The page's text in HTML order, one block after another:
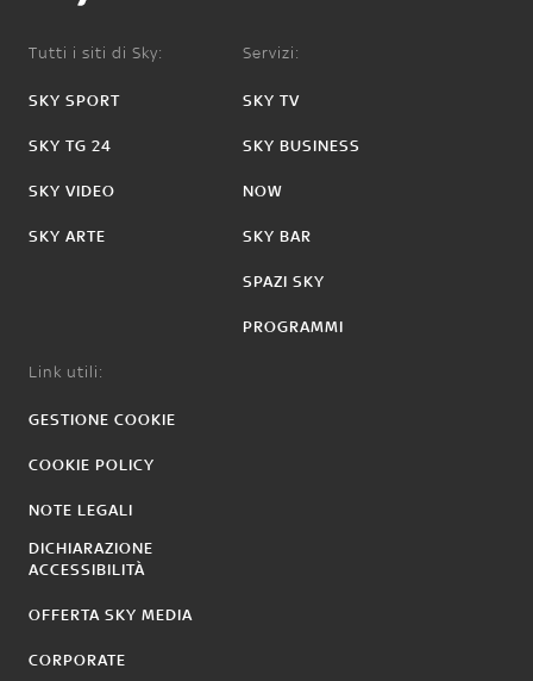
Tutti i siti di Sky:
SKY SPORT
SKY TG 24
SKY VIDEO
SKY ARTE
Servizi:
SKY TV
SKY BUSINESS
NOW
SKY BAR
SPAZI SKY
PROGRAMMI
Link utili:
GESTIONE COOKIE
COOKIE POLICY
NOTE LEGALI
DICHIARAZIONE
ACCESSIBILITÀ
OFFERTA SKY MEDIA
CORPORATE